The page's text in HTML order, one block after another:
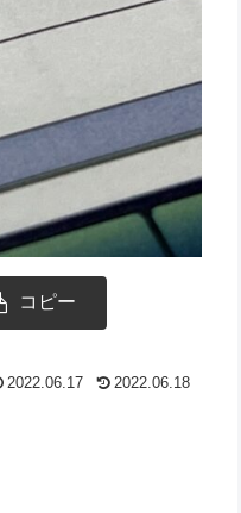
コピー
2022.06.17 2022.06.18